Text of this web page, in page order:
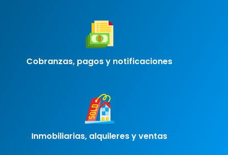
Cobranzas, pagos y notificaciones
Inmobiliarias, alquileres y ventas